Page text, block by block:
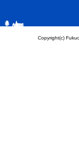
Copyright(c)